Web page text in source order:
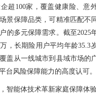
超100家，覆盖健康险、意
景保障品类，可精准匹配不
的多元保障需求。截至2025
，长期险用户平均年龄35.3
盖从一线城市到县域市场的
台风险保障能力的高度认可。
智能体技术革新家庭保障体